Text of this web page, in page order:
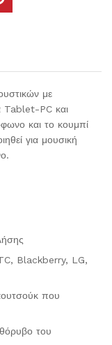
με
Tablet-PC και
και το κουμπί
για μουσική
Blackberry, LG,
που
του